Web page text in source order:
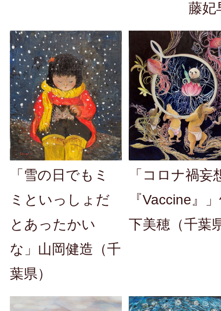
藤妃
「雪の日でもミ
ミといっしょだ
とあったかい
な」山岡健造（千
葉県）
「コロナ禍妄
『Vaccine』
下美穂（千葉